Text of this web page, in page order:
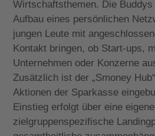
Wirtschaftsthemen. Die
Aufbau eines persönlichen
jungen Leute mit
Kontakt bringen, ob Start-ups,
Unternehmen oder Konzerne
Zusätzlich ist der „Smoney
Aktionen der Sparkasse
Einstieg erfolgt über eine eigene
zielgruppenspezifische